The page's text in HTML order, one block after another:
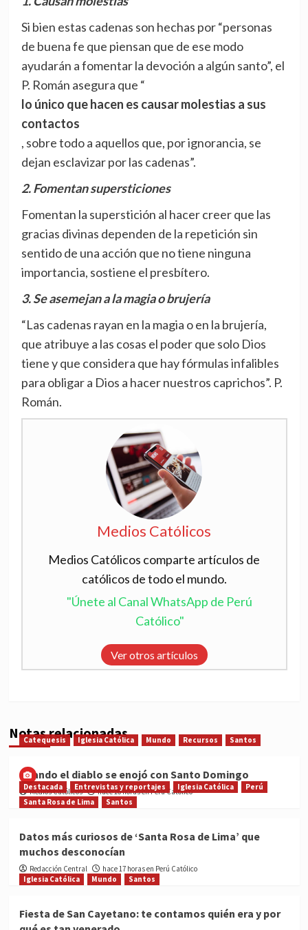
Si bien estas cadenas son hechas por “personas
de buena fe que piensan que de ese modo
ayudarán a fomentar la devoción a algún santo”, el
P. Román asegura que “
lo único que hacen es causar molestias a sus
contactos
, sobre todo a aquellos que, por ignorancia, se
dejan esclavizar por las cadenas”.
2. Fomentan supersticiones
Fomentan la superstición al hacer creer que las
gracias divinas dependen de la repetición sin
sentido de una acción que no tiene ninguna
importancia, sostiene el presbítero.
3. Se asemejan a la magia o brujería
“Las cadenas rayan en la magia o en la brujería,
que atribuye a las cosas el poder que solo Dios
tiene y que considera que hay fórmulas infalibles
para obligar a Dios a hacer nuestros caprichos”. P.
Román.
Medios Católicos
Medios Católicos comparte artículos de
católicos de todo el mundo.
"Únete al Canal WhatsApp de Perú
Católico"
Ver otros artículos
Notas relacionadas
Catequesis Iglesia Católica Mundo Recursos Santos
Cuando el diablo se enojó con Santo Domingo
Medios Católicos hace 16 horas en Perú Católico
Destacada Entrevistas y reportajes Iglesia Católica
Perú
Santa Rosa de Lima
Santos
Datos más curiosos de ‘Santa Rosa de Lima’ que
muchos desconocían
Redacción Central
hace 17 horas en Perú Católico
Iglesia Católica
Mundo Santos
Fiesta de San Cayetano: te contamos quién era y por